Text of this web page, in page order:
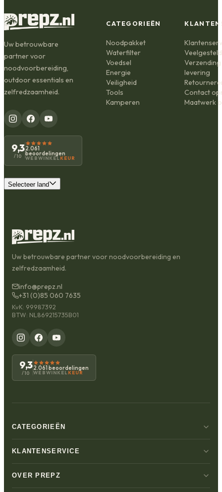
Uw betrouwbare
partner voor
noodvoorbereiding,
outdoor essentials en
zelfredzaamheid.
9,3
/10
2.061
beoordelingen
WEBWINKEL KEUR
Selecteer land
CATEGORIEËN
Noodpakket
Waterfilter
Voedsel
Energie
Veiligheid
Tools
Kamperen
Verzending
levering
Contact
Maatwerk
Uw betrouwbare partner voor noodvoorbereiding en
zelfredzaamheid.
info@prepz.nl
+31 (0)85 060 7635
KvK: 99987392
BTW: NL869215735B01
9,3
/10
2.061 beoordelingen
WEBWINKEL KEUR
CATEGORIEËN
KLANTENSERVICE
OVER PREPZ